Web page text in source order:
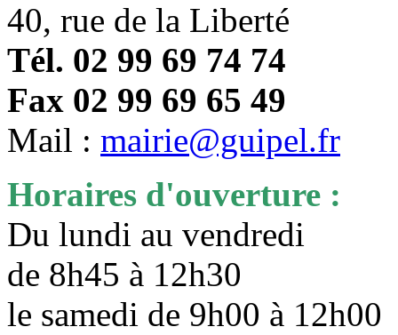
40, rue de la Liberté
Tél. 02 99 69 74 74
Fax 02 99 69 65 49
Mail : mairie@guipel.fr
Horaires d'ouverture :
Du lundi au vendredi
de 8h45 à 12h30
le samedi de 9h00 à